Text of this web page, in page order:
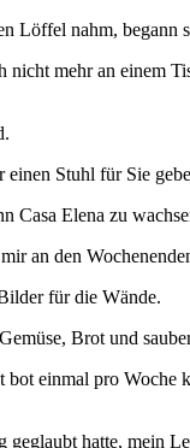
Löffel nahm, begann
mehr an einem
Stuhl für Sie
Casa Elena zu
an den
für die Wände.
Brot und
bot einmal pro Woche
geglaubt hatte, mein